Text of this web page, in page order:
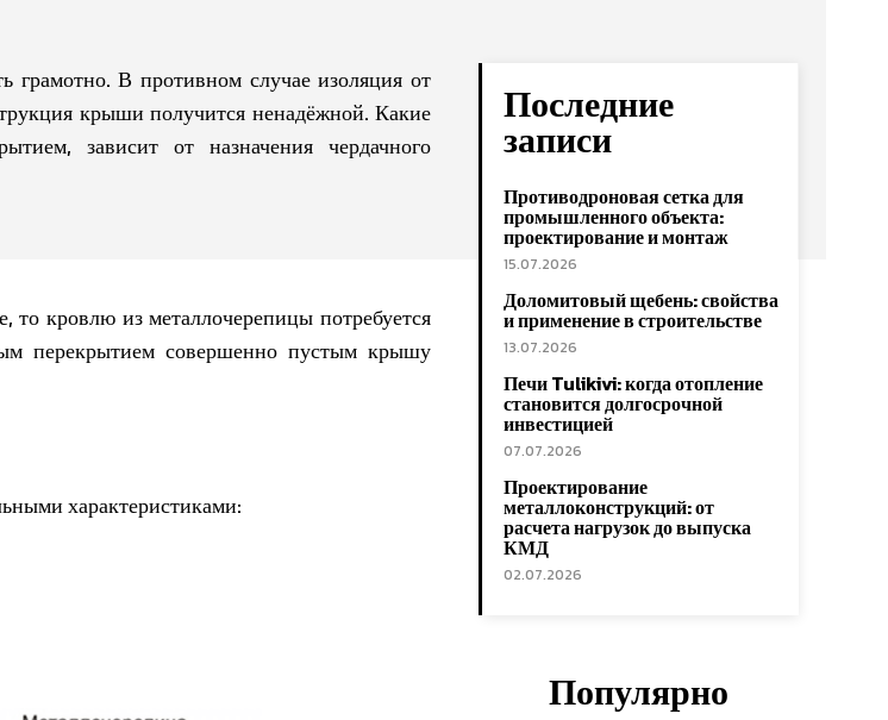
грамотно. В противном случае изоляция от
крыши получится ненадёжной. Какие
зависит от назначения чердачного
то кровлю из металлочерепицы потребуется
перекрытием совершенно пустым крышу
характеристиками:
Последние
записи
Противодроновая сетка для
промышленного объекта:
проектирование и монтаж
15.07.2026
Доломитовый щебень: свойства
и применение в строительстве
13.07.2026
Печи Tulikivi: когда отопление
становится долгосрочной
инвестицией
07.07.2026
Проектирование
металлоконструкций: от
расчета нагрузок до выпуска
КМД
02.07.2026
Популярно